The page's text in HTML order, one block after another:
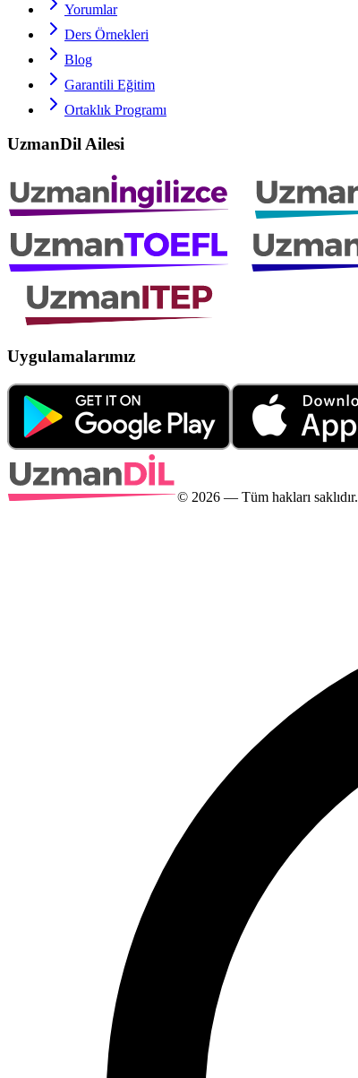
Yorumlar
Ders Örnekleri
Blog
Garantili Eğitim
Ortaklık Programı
UzmanDil Ailesi
Uygulamalarımız
© 2026 — Tüm hakları saklıdır.